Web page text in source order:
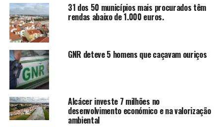
31 dos 50 municípios mais procurados têm
rendas abaixo de 1.000 euros.
GNR deteve 5 homens que caçavam ouriços
Alcácer investe 7 milhões no
desenvolvimento económico e na valorização
ambiental